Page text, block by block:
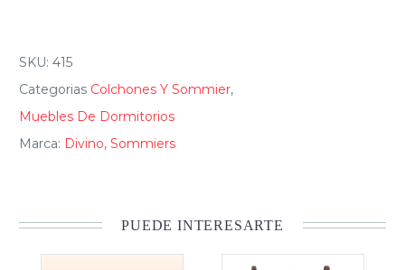
SKU: 415
Categorias Colchones Y Sommier,
Muebles De Dormitorios
Marca: Divino, Sommiers
PUEDE INTERESARTE